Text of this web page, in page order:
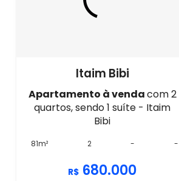
Itaim Bibi
Apartamento à vendacom 2
quartos, sendo 1 suíte - Itaim
Bibi
81m² 2 - -
R$ 680.000